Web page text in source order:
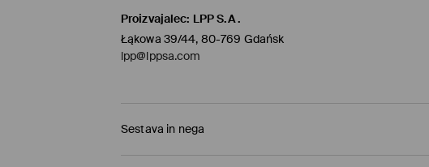
Proizvajalec: LPP S.A.
Łąkowa 39/44, 80-769 Gdańsk
lpp@lppsa.com
Sestava in nega